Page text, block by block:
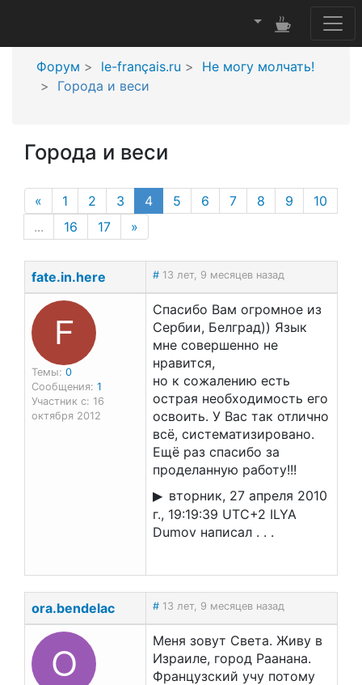
Форум le-français.ru
Не могу молчать!
Города и веси
Города и веси
« 1 2 3 4(current page)
5 6 7 8 9
10
...
16 17 »
fate.in.here # 13 лет, 9 месяцев назад
F
Темы: 0
Сообщения: 1
Участник с: 16
октября 2012
Спасибо Вам огромное из
Сербии, Белград)) Язык
мне совершенно не
нравится,
но к сожалению есть
острая необходимость его
освоить. У Вас так отлично
всё, систематизировано.
Ещё раз спасибо за
проделанную работу!!!
вторник, 27 апреля 2010
г., 19:19:39 UTC+2 ILYA
Dumov написал . . .
ora.bendelac # 13 лет, 9 месяцев назад
O
Меня зовут Света. Живу в
Израиле, город Раанана.
Французский учу потому